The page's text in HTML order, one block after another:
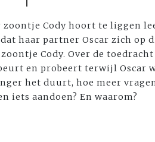
Cody hoort te liggen
haar partner Oscar zich op
Cody. Over de
en probeert terwijl Oscar
het duurt, hoe meer
iets aandoen? En waarom?